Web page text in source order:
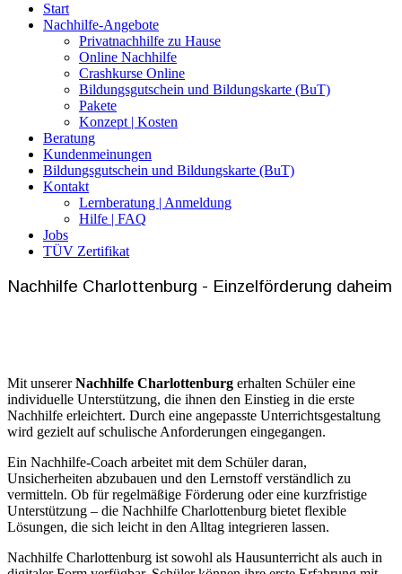
Start
Nachhilfe-Angebote
Privatnachhilfe zu Hause
Online Nachhilfe
Crashkurse Online
Bildungsgutschein und Bildungskarte (BuT)
Pakete
Konzept | Kosten
Beratung
Kundenmeinungen
Bildungsgutschein und Bildungskarte (BuT)
Kontakt
Lernberatung | Anmeldung
Hilfe | FAQ
Jobs
TÜV Zertifikat
Nachhilfe Charlottenburg - Einzelförderung daheim
Mit unsererNachhilfe Charlottenburg erhalten Schüler eine
individuelle Unterstützung, die ihnen den Einstieg in die erste
Nachhilfe erleichtert. Durch eine angepasste Unterrichtsgestaltung
wird gezielt auf schulische Anforderungen eingegangen.
Ein Nachhilfe-Coach arbeitet mit dem Schüler daran,
Unsicherheiten abzubauen und den Lernstoff verständlich zu
vermitteln. Ob für regelmäßige Förderung oder eine kurzfristige
Unterstützung – die Nachhilfe Charlottenburg bietet flexible
Lösungen, die sich leicht in den Alltag integrieren lassen.
Nachhilfe Charlottenburg ist sowohl als Hausunterricht als auch in